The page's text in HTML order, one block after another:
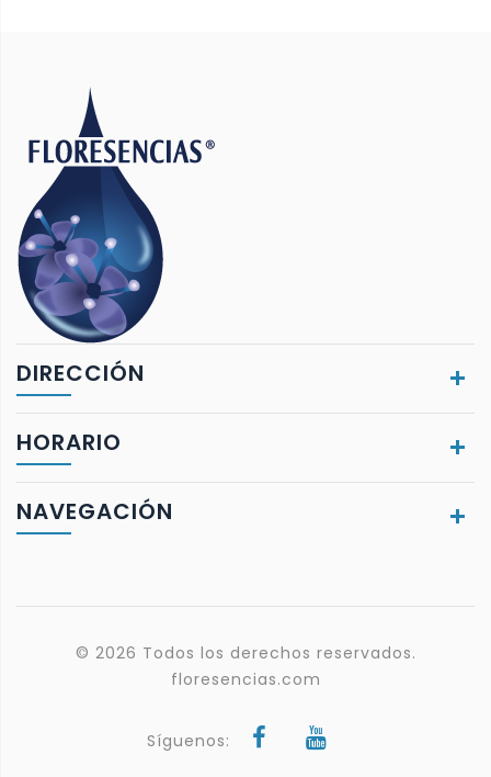
DIRECCIÓN
HORARIO
NAVEGACIÓN
© 2026 Todos los derechos reservados.
floresencias.com
Síguenos: